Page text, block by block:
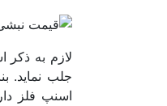
جلب نماید.
اسنپ فلز